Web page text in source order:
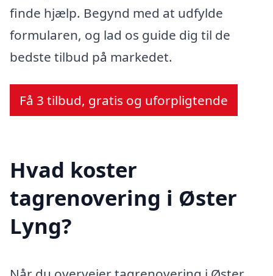
finde hjælp. Begynd med at udfylde
formularen, og lad os guide dig til de
bedste tilbud på markedet.
Få 3 tilbud, gratis og uforpligtende
Hvad koster
tagrenovering i Øster
Lyng?